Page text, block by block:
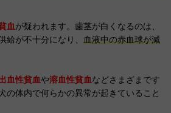
血が疑われます。歯茎が白くなるのは、
給が不十分になり、 血液中の赤血球が減
血性貧血や溶血性貧血などさまざまです
の体内で何らかの異常が起きていること